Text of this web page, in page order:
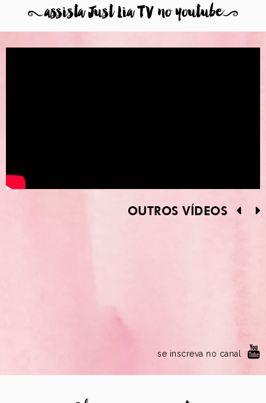
8assista Just Lia TV no youtube9
OUTROS VÍDEOS
se inscreva no canal